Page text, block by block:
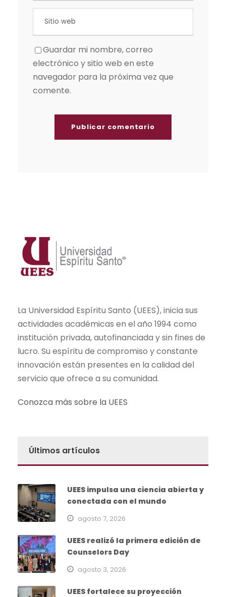
Guardar mi nombre, correo
electrónico y sitio web en este
navegador para la próxima vez que
comente.
La Universidad Espíritu Santo (UEES), inicia sus
actividades académicas en el año 1994 como
institución privada, autofinanciada y sin fines de
lucro. Su espíritu de compromiso y constante
innovación están presentes en la calidad del
servicio que ofrece a su comunidad.
Conozca más sobre la UEES
Últimos artículos
UEES impulsa una ciencia abierta y
conectada con el mundo
agosto 7, 2026
UEES realizó la primera edición de
Counselors Day
agosto 3, 2026
UEES fortalece su proyección